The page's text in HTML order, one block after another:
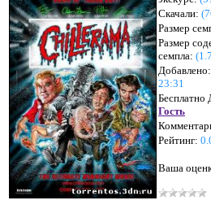
Скачали: (
Размер
Размер
семпла: (
Добавлено:
23:31
Бесплатно
Гость
Рейтинг:
Ваша